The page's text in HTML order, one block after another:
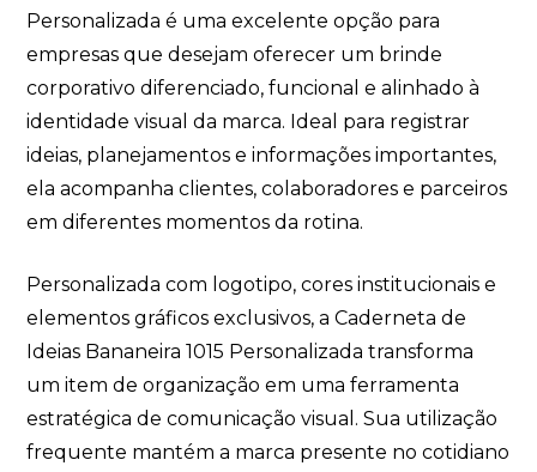
Personalizada é uma excelente opção para
empresas que desejam oferecer um brinde
corporativo diferenciado, funcional e alinhado à
identidade visual da marca. Ideal para registrar
ideias, planejamentos e informações importantes,
ela acompanha clientes, colaboradores e parceiros
em diferentes momentos da rotina.
Personalizada com logotipo, cores institucionais e
elementos gráficos exclusivos, a Caderneta de
Ideias Bananeira 1015 Personalizada transforma
um item de organização em uma ferramenta
estratégica de comunicação visual. Sua utilização
frequente mantém a marca presente no cotidiano